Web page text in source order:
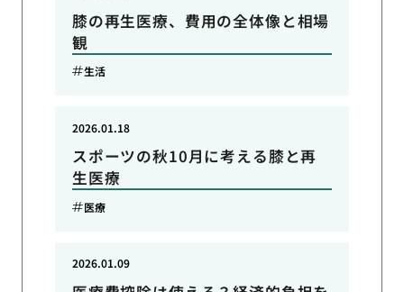
膝の再生医療、費用の全体像と相場
観
生活
スポーツの秋10月に考える膝と再
生医療
2026.01.18
医療
2026.01.09